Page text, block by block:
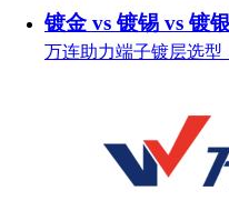
镀金 vs 镀锡 vs 镀
万连助力端子镀层选